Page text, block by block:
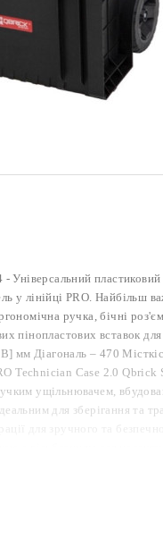
Універсальний
лінійці PRO. Найбільш
ручка, бічні
пінопластових
Діагональ – 470
Technician Case 2.0 Qbrick
ущільнювачем,
для зберігання та
для зручного та
дрібних